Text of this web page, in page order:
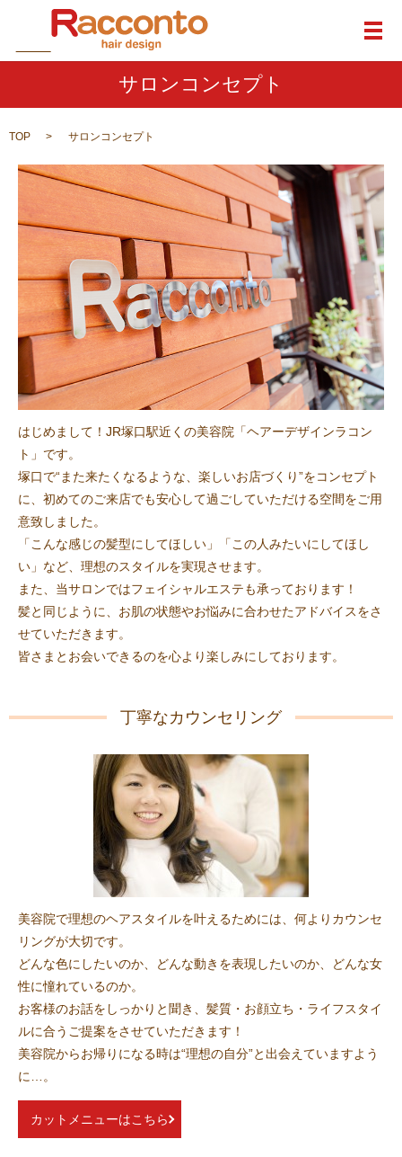
メ
サロンコンセプト
TOP サロンコンセプト
はじめまして！JR塚口駅近くの美容院「ヘアーデザインラコン
ト」です。
塚口で“また来たくなるような、楽しいお店づくり”をコンセプト
に、初めてのご来店でも安心して過ごしていただける空間をご用
意致しました。
「こんな感じの髪型にしてほしい」「この人みたいにしてほし
い」など、理想のスタイルを実現させます。
また、当サロンではフェイシャルエステも承っております！
髪と同じように、お肌の状態やお悩みに合わせたアドバイスをさ
せていただきます。
皆さまとお会いできるのを心より楽しみにしております。
丁寧なカウンセリング
美容院で理想のヘアスタイルを叶えるためには、何よりカウンセ
リングが大切です。
どんな色にしたいのか、どんな動きを表現したいのか、どんな女
性に憧れているのか。
お客様のお話をしっかりと聞き、髪質・お顔立ち・ライフスタイ
ルに合うご提案をさせていただきます！
美容院からお帰りになる時は“理想の自分”と出会えていますよう
に…。
カットメニューはこちら